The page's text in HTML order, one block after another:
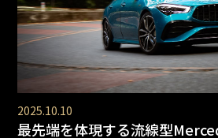
2025.10.10
最先端を体現する流線型